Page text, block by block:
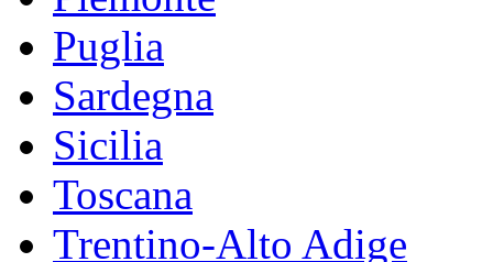
Puglia
Sardegna
Sicilia
Toscana
Trentino-Alto Adige